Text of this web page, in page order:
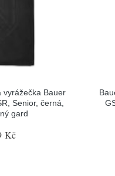
vyrážečka Bauer
Senior, černá,
gard
Kč